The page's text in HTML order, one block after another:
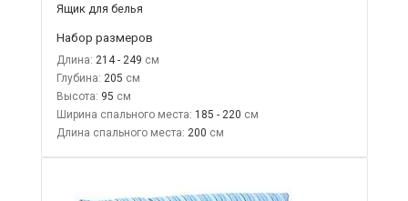
Ящик для белья
Набор размеров
Длина: 214 - 249
Глубина: 205
Высота: 95
Ширина спального места: 185 - 220
Длина спального места: 200